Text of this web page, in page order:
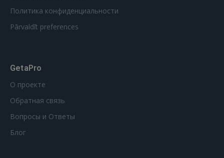
Политика конфиденциальности
Pārvaldīt preferences
GetaPro
О проекте
Обратная связь
Вопросы и Ответы
Блог